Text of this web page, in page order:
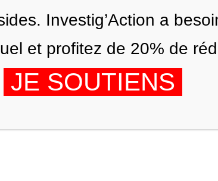
NOUS AGENDA
Investig’Action a
et profitez de 20% de
JE SOUTIENS